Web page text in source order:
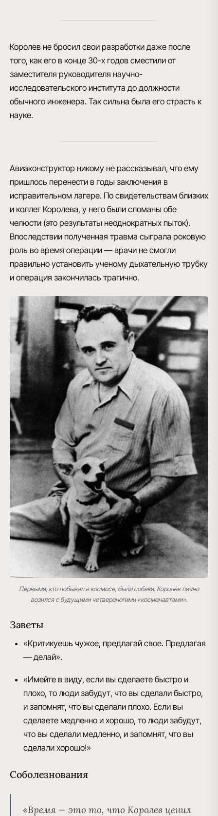
Королев не бросил свои разработки даже после
того, как его в конце 30-х годов сместили от
заместителя руководителя научно-
исследовательского института до должности
обычного инженера. Так сильна была его страсть к
науке.
Авиаконструктор никому не рассказывал, что ему
пришлось перенести в годы заключения в
исправительном лагере. По свидетельствам близких
и коллег Королева, у него были сломаны обе
челюсти (это результаты неоднократных пыток).
Впоследствии полученная травма сыграла роковую
роль во время операции — врачи не смогли
правильно установить ученому дыхательную трубку
и операция закончилась трагично.
Первыми, кто побывал в космосе, были собаки. Королев лично
возился с будущими четвероногими «космонавтами».
Заветы
«Критикуешь чужое, предлагай свое. Предлагая
— делай».
«Имейте в виду, если вы сделаете быстро и
плохо, то люди забудут, что вы сделали быстро,
и запомнят, что вы сделали плохо. Если вы
сделаете медленно и хорошо, то люди забудут,
что вы сделали медленно, и запомнят, что вы
сделали хорошо!»
Соболезнования
«Время — это то, что Королев ценил